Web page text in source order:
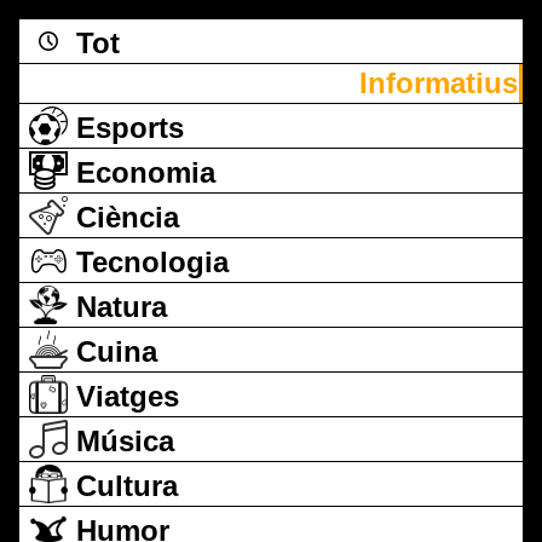
Tot
Informatius
Esports
Economia
Ciència
Tecnologia
Natura
Cuina
Viatges
Música
Cultura
Humor